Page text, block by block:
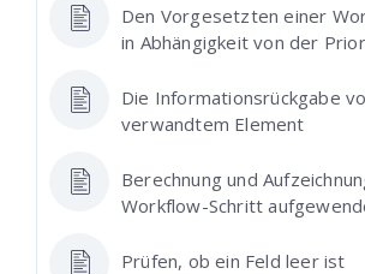
Den Vorgesetzten einer
in Abhängigkeit von der
Die Informationsrückgabe
verwandtem Element
Berechnung und
Workflow-Schritt
Prüfen, ob ein Feld leer ist